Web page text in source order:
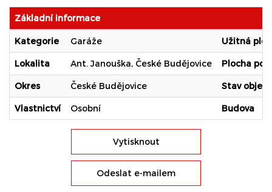
Základní informace
Kategorie Garáže Užitná
Lokalita Ant. Janouška, České Budějovice Plocha
Okres České Budějovice Stav
Vlastnictví Osobní Budova
Vytisknout
Odeslat e-mailem